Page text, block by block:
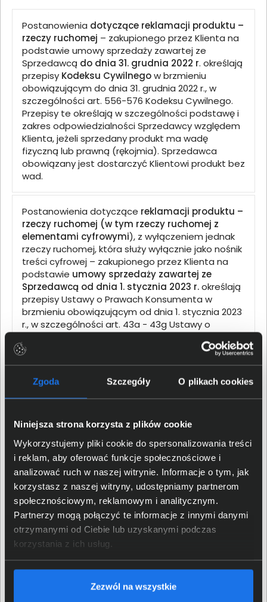
Zgoda Szczegóły O plikach cookies
Niniejsza strona korzysta z plików cookie
Wykorzystujemy pliki cookie do spersonalizowania treści
i reklam, aby oferować funkcje społecznościowe i
analizować ruch w naszej witrynie. Informacje o tym, jak
korzystasz z naszej witryny, udostępniamy partnerom
społecznościowym, reklamowym i analitycznym.
Partnerzy mogą połączyć te informacje z innymi danymi
otrzymanymi od Ciebie lub uzyskanymi podczas
korzystania z ich usług.
Zezwól na wszystkie
Postanowienia dotyczące reklamacji produktu –
rzeczy ruchomej – zakupionego przez Klienta na
podstawie umowy sprzedaży zawartej ze
Sprzedawcą do dnia 31. grudnia 2022 r. określają
przepisy Kodeksu Cywilnegow brzmieniu
obowiązującym do dnia 31. grudnia 2022 r., w
szczególności art. 556-576 Kodeksu Cywilnego.
Przepisy te określają w szczególności podstawę i
zakres odpowiedzialności Sprzedawcy względem
Klienta, jeżeli sprzedany produkt ma wadę
fizyczną lub prawną (rękojmia). Sprzedawca
obowiązany jest dostarczyć Klientowi produkt bez
wad.
Postanowienia dotyczące reklamacji produktu –
rzeczy ruchomej (w tym rzeczy ruchomej z
elementami cyfrowymi), z wyłączeniem jednak
rzeczy ruchomej, która służy wyłącznie jako nośnik
treści cyfrowej – zakupionego przez Klienta na
podstawie umowy sprzedaży zawartej ze
Sprzedawcą od dnia 1. stycznia 2023 r.określają
przepisy Ustawy o Prawach Konsumenta w
brzmieniu obowiązującym od dnia 1. stycznia 2023
r., w szczególności art. 43a - 43g Ustawy o
szczególności podstawę i zakres
odpowiedzialności Sprzedawcy względem
konsumenta, w razie braku zgodności produktu z
umową sprzedaży.
Postanowienia dotyczącereklamacji produktu –
która służy wyłącznie jako nośnik treści cyfrowej –
zakupionego przez Klienta na podstawieumowy
sprzedaży zawartej ze Sprzedawcą od dnia 1.
stycznia 2023 r.lub przed tym dniem, jeżeli
dostarczanie takiego produktu miało nastąpić lub
nastąpiło po tym dniu określają przepisy Ustawy o
Prawach Konsumenta w brzmieniu
obowiązującym od dnia 1. stycznia 2023 r., w
szczególności art. 43h – 43q Ustawy o Prawach
Konsumenta. Przepisy te określają w
szczególności podstawę i zakres
odpowiedzialności Sprzedawcy względem